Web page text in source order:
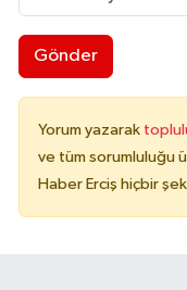
Gönder
Yorum yazarak
ve tüm sorumluluğu
Haber Erciş hiçbir